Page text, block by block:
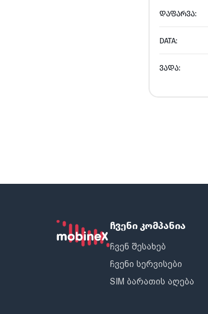
ᲓᲐᲤᲐᲠᲕᲐ:
DATA:
ᲕᲐᲓᲐ:
ჩვენი კომპანია
ჩვენ შესახებ
ჩვენი სერვისები
SIM ბარათის აღება